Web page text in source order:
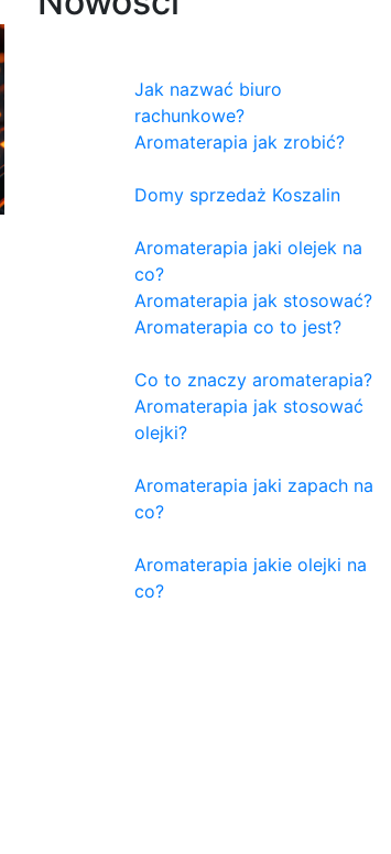
Jak nazwać biuro
rachunkowe?
Aromaterapia jak zrobić?
Domy sprzedaż Koszalin
Aromaterapia jaki olejek na
co?
Aromaterapia jak stosować?
Aromaterapia co to jest?
Co to znaczy aromaterapia?
Aromaterapia jak stosować
olejki?
Aromaterapia jaki zapach na
co?
Aromaterapia jakie olejki na
co?